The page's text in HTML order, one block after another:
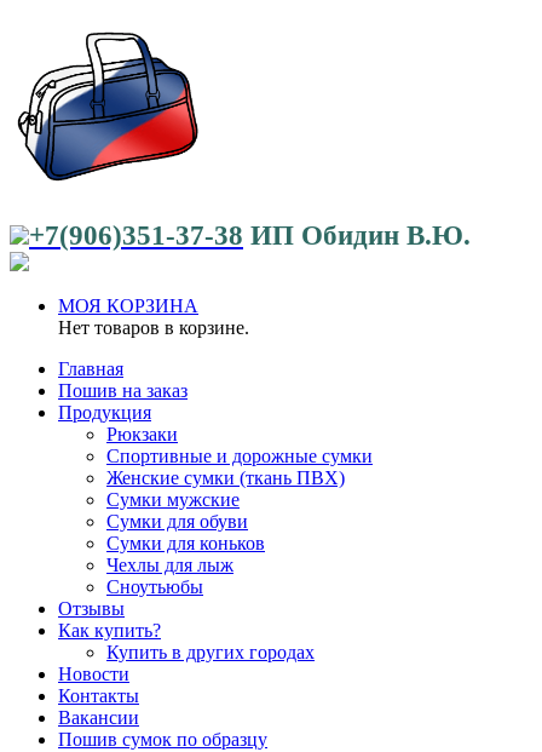
+7(906)351-37-38 ИП Обидин В.Ю.
МОЯ КОРЗИНА
Нет товаров в корзине.
Главная
Пошив на заказ
Продукция
Рюкзаки
Спортивные и дорожные сумки
Женские сумки (ткань ПВХ)
Сумки мужские
Сумки для обуви
Сумки для коньков
Чехлы для лыж
Сноутьюбы
Отзывы
Как купить?
Купить в других городах
Новости
Контакты
Вакансии
Пошив сумок по образцу